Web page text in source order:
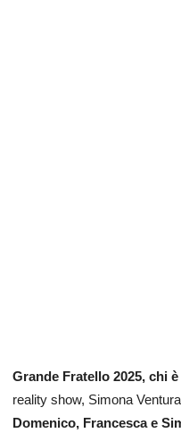
Grande Fratello 2025, chi
reality show, Simona
Domenico, Francesca e